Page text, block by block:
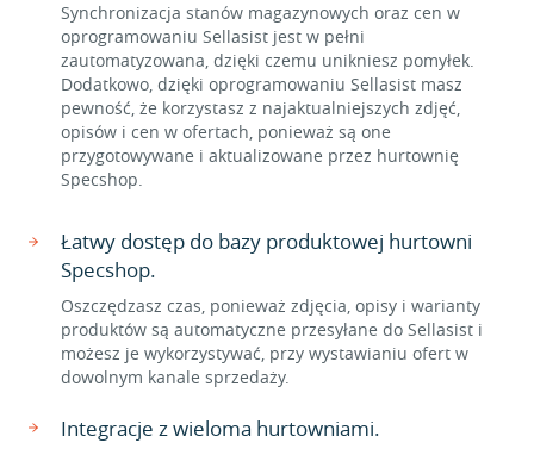
Synchronizacja stanów magazynowych oraz cen w
oprogramowaniu Sellasist jest w pełni
zautomatyzowana, dzięki czemu unikniesz pomyłek.
Dodatkowo, dzięki oprogramowaniu Sellasist masz
pewność, że korzystasz z najaktualniejszych zdjęć,
opisów i cen w ofertach, ponieważ są one
przygotowywane i aktualizowane przez hurtownię
Specshop.
Łatwy dostęp do bazy produktowej hurtowni
Specshop.
Oszczędzasz czas, ponieważ zdjęcia, opisy i warianty
produktów są automatyczne przesyłane do Sellasist i
możesz je wykorzystywać, przy wystawianiu ofert w
dowolnym kanale sprzedaży.
Integracje z wieloma hurtowniami.